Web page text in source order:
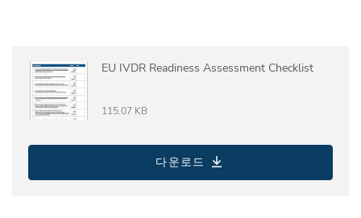
EU IVDR Readiness Assessment Checklist
115.07 KB
다운로드